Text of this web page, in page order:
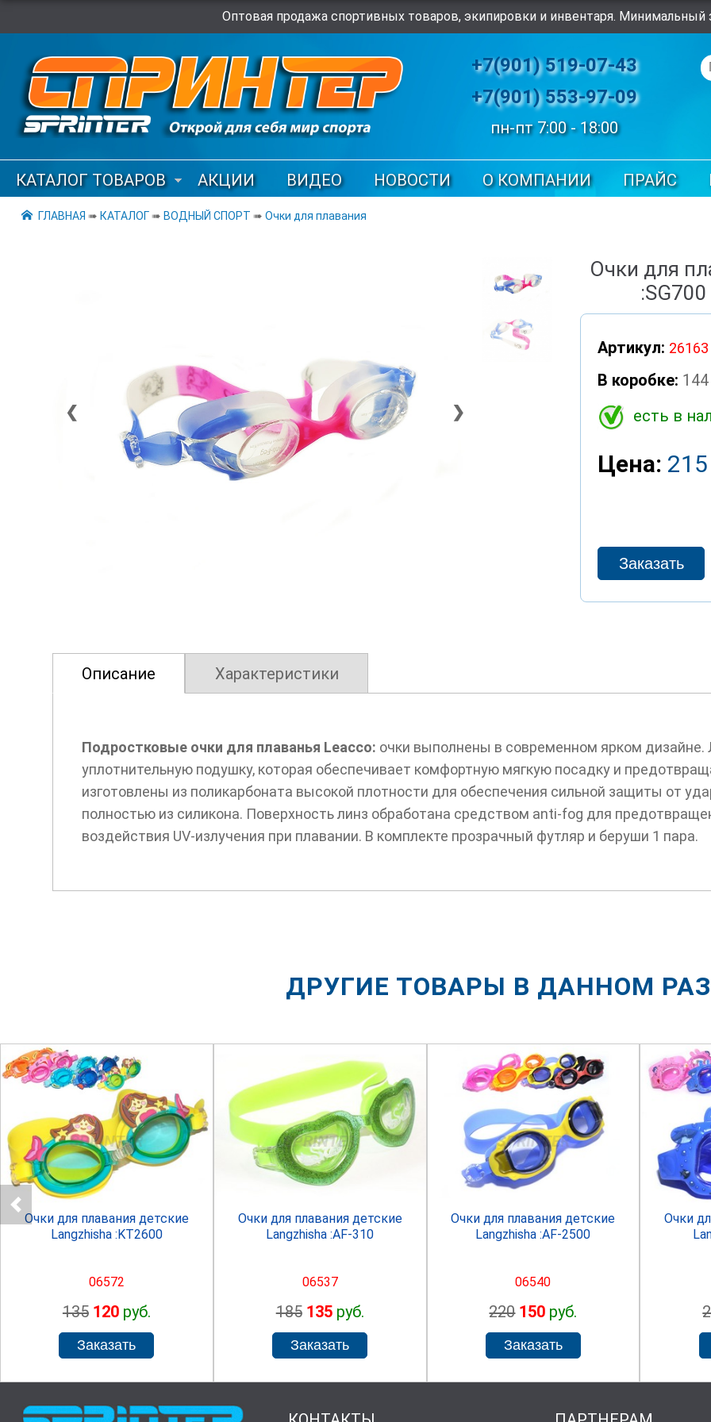
Оптовая продажа спортивных товаров, экипировки и инвентаря. Минимальный
+7(901) 519-07-43
+7(901) 553-97-09
пн-пт 7:00 - 18:00
КАТАЛОГ ТОВАРОВ АКЦИИ ВИДЕО НОВОСТИ О КОМПАНИИ ПРАЙС
ГЛАВНАЯ ➠ КАТАЛОГ➠ ВОДНЫЙ СПОРТ ➠ Очки для плавания
❮ ❯
Очки для
Артикул: 26163
В коробке:
есть в
Цена: 215
Описание Характеристики
Подростковые очки для плаванья Leacco: очки выполнены в современном ярком дизайне.
уплотнительную подушку, которая обеспечивает комфортную мягкую посадку и
изготовлены из поликарбоната высокой плотности для обеспечения сильной защиты от
полностью из силикона. Поверхность линз обработана средством anti-fog для
воздействия UV-излучения при плавании. В комплекте прозрачный футляр и беруши 1 пара.
ДРУГИЕ ТОВАРЫ В ДАННОМ
SPRINTER
Очки для плавания детские
Langzhisha :KT2600
06572
135 120руб.
SPRINTER
Очки для плавания детские
Langzhisha :AF-310
06537
185 135руб.
SPRINTER
Очки для плавания детские
Langzhisha :AF-2500
06540
220 150 руб.
Очки